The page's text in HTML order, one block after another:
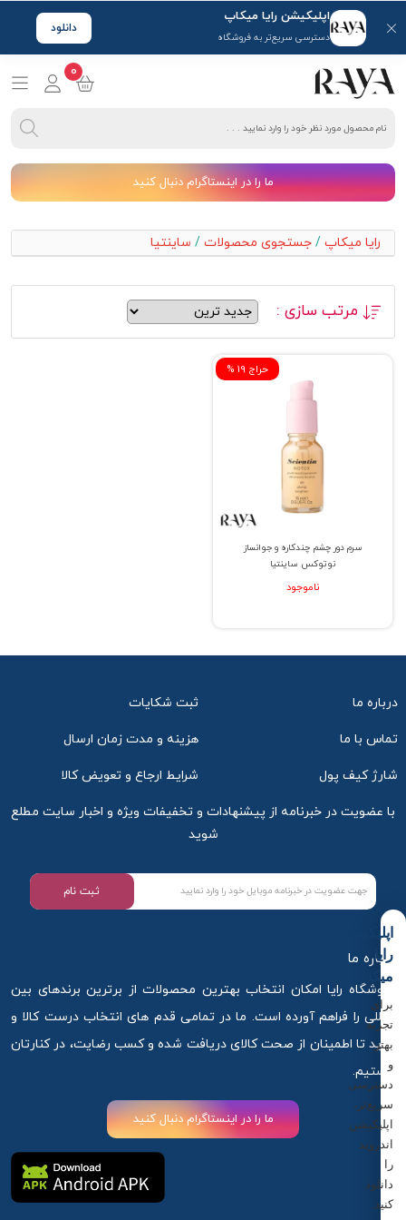
اپلیکیشن رایا میکاپ
دسترسی سریع‌تر به فروشگاه
دانلود
0
ما را در اینستاگرام دنبال کنید
رایا میکاپ / جستجوی محصولات / ساینتیا
مرتب سازی :
% حراج 19
سرم دور چشم چندکاره و جوانساز
نوتوکس ساینتیا
ناموجود
درباره ما ثبت شکایات
تماس با ما هزینه و مدت زمان ارسال
شارژ کیف پول شرایط ارجاع و تعویض کالا
با عضویت در خبرنامه از پیشنهادات و تخفیفات ویژه و اخبار سایت مطلع
شوید
ثبت نام
درباره ما
فروشگاه رایا امکان انتخاب بهترین محصولات از برترین برندهای بین
المللی را فراهم آورده است. ما در تمامی قدم های انتخاب درست کالا و
خرید تا اطمینان از صحت کالای دریافت شده و کسب رضایت، در کنارتان
هستیم.
ما را در اینستاگرام دنبال کنید
اپلیکیشن
رایا
میکاپ
برای
تجربه
بهتر
و
دسترسی
سریع‌تر،
اپلیکیشن
اندروید
را
دانلود
کنید.